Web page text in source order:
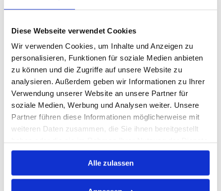
Diese Webseite verwendet Cookies
Wir verwenden Cookies, um Inhalte und Anzeigen zu
personalisieren, Funktionen für soziale Medien anbieten
zu können und die Zugriffe auf unsere Website zu
analysieren. Außerdem geben wir Informationen zu Ihrer
Verwendung unserer Website an unsere Partner für
soziale Medien, Werbung und Analysen weiter. Unsere
Partner führen diese Informationen möglicherweise mit
weiteren Daten zusammen, die Sie ihnen bereitgestellt
gesammelt haben.
Alle zulassen
125 Varianten
STK Warenkorb
Auf Lager
Print
ALLE SPEZIFIKATIONEN
VARIANTEN